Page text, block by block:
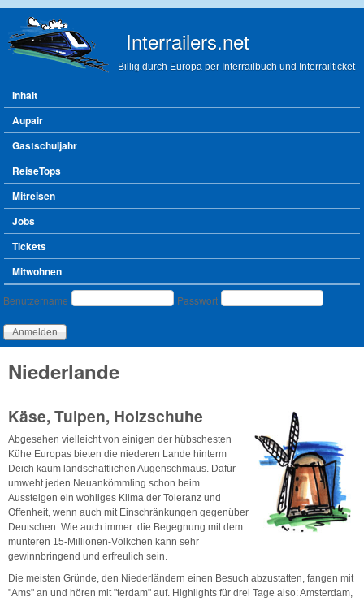
Interrailers.net
Billig durch Europa per Interrailbuch und Interrailticket
Hauptmenü
Inhalt
Aupair
Gastschuljahr
ReiseTops
Mitreisen
Jobs
Tickets
Mitwohnen
Benutzeranmeldung
Benutzername Passwort
Niederlande
Käse, Tulpen, Holzschuhe
Abgesehen vielleicht von einigen der hübschesten
Kühe Europas bieten die niederen Lande hinterm
Deich kaum landschaftlichen Augenschmaus. Dafür
umweht jeden Neuankömmling schon beim
Aussteigen ein wohliges Klima der Toleranz und
Offenheit, wenn auch mit Einschränkungen gegenüber
Deutschen. Wie auch immer: die Begegnung mit dem
munteren 15-Millionen-Völkchen kann sehr
gewinnbringend und erfreulich sein.
Die meisten Gründe, den Niederländern einen Besuch abzustatten, fangen mit
"Ams" an und hören mit "terdam" auf. Highlights für drei Tage also: Amsterdam,